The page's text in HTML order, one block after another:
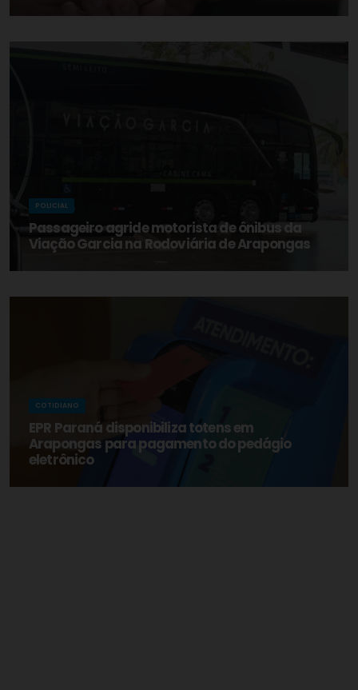
POLICIAL
Passageiro agride motorista de ônibus da
Viação Garcia na Rodoviária de Arapongas
COTIDIANO
EPR Paraná disponibiliza totens em
Arapongas para pagamento do pedágio
eletrônico